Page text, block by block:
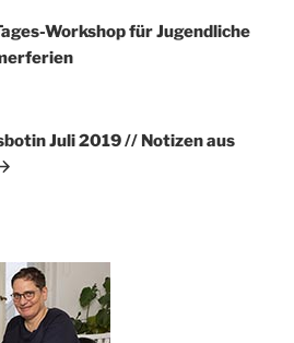
Workshop für Jugendliche
Juli 2019 // Notizen aus